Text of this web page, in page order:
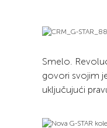
Smelo.
govori svojim
uključujući